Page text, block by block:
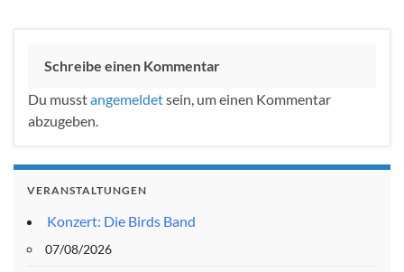
Schreibe einen Kommentar
Du musstangemeldetsein, um einen Kommentar
abzugeben.
VERANSTALTUNGEN
Konzert: Die Birds Band
07/08/2026